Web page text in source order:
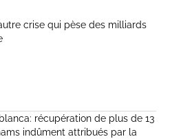
crise qui pèse des milliards
récupération de plus de 13
indûment attribués par la